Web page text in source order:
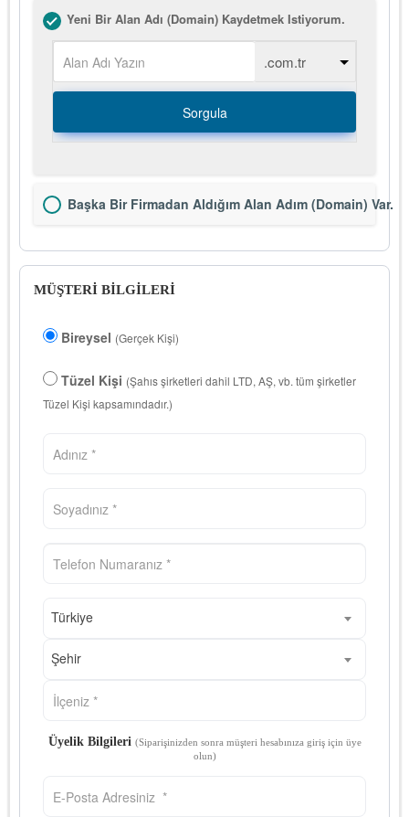
Yeni Bir Alan Adı (Domain) Kaydetmek Istiyorum.
Sorgula
Başka Bir Firmadan Aldığım Alan Adım (Domain) Var.
MÜŞTERİ BİLGİLERİ
Bireysel (Gerçek Kişi)
Tüzel Kişi (Şahıs şirketleri dahil LTD, AŞ, vb. tüm şirketler
Tüzel Kişi kapsamındadır.)
Türkiye
Şehir
Üyelik Bilgileri (Siparişinizden sonra müşteri hesabınıza giriş için üye
olun)